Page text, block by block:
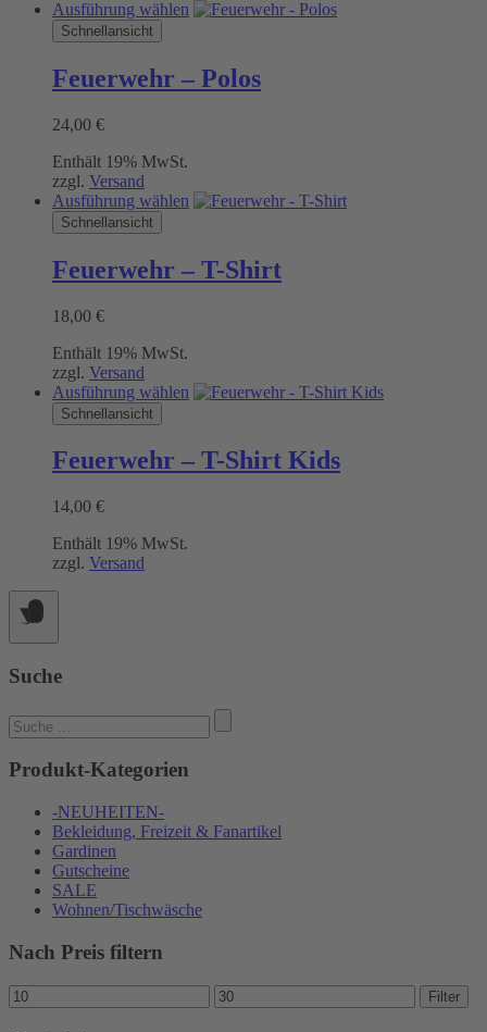
Ausführung wählen Dieses
mehrere
Varianten
der
werden
Schnellansicht
Feuerwehr – Polos
24,00 €
Enthält 19% MwSt.
zzgl. Versand
Ausführung wählen Dieses
mehrere
Varianten
der
werden
Schnellansicht
Feuerwehr – T-Shirt
18,00 €
Enthält 19% MwSt.
zzgl. Versand
Ausführung wählen Dieses
mehrere
Varianten
Schnellansicht
Feuerwehr – T-Shirt Kids
14,00 €
Enthält 19% MwSt.
zzgl. Versand
Suche
Suchen
nach:
Produkt-Kategorien
-NEUHEITEN-
Bekleidung, Freizeit & Fanartikel
Gardinen
Gutscheine
SALE
Wohnen/Tischwäsche
Nach Preis filtern
Min.
Preis
Max.
Preis
Filter